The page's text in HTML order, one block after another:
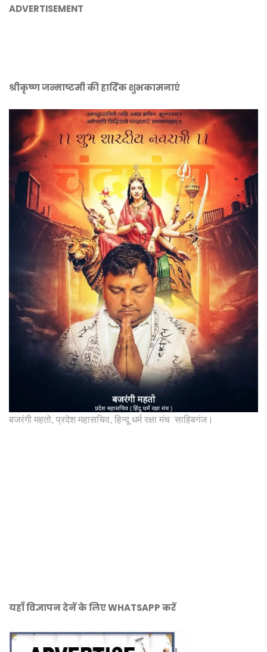
ADVERTISEMENT
श्रीकृष्ण जन्माष्टमी की हार्दिक शुभकामनाएं
बजरंगी महतो, प्रदेश महासचिव, हिन्दू धर्म रक्षा मंच साहिबगंज।
यहाँ विज्ञापन देनें के लिए WHATSAPP करें